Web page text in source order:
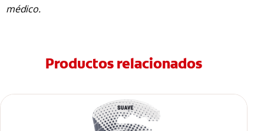
médico.
Productos relacionados